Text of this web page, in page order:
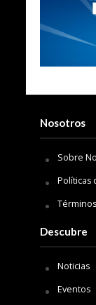
Nosotros
Sobre
Políticas
Descubre
Noticias
Eventos